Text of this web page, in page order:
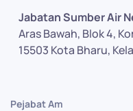
Jabatan Sumber Air
Aras Bawah, Blok 4,
15503 Kota Bharu,
Pejabat Am